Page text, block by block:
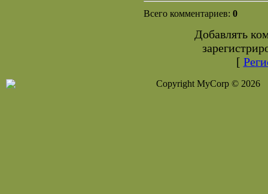
Всего комментариев: 0
Добавлять
[
Copyright MyCorp © 2026